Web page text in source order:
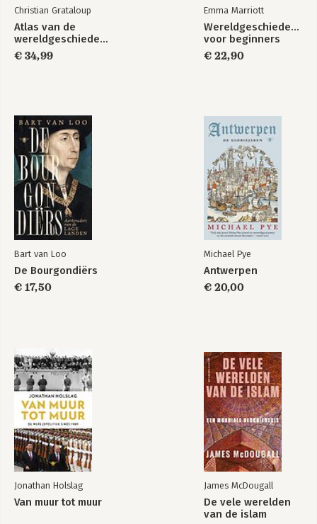
Christian Grataloup
Atlas van de
wereldgeschiedenis
€ 34,99
Emma Marriott
Wereldgeschiedenis
voor beginners
€ 22,90
Bart van Loo
De Bourgondiërs
€ 17,50
Michael Pye
Antwerpen
€ 20,00
Jonathan Holslag
Van muur tot muur
James McDougall
De vele werelden
van de islam